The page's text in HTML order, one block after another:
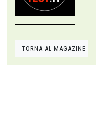
TORNA AL MAGAZINE